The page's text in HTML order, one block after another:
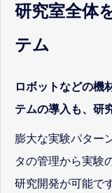
研究室全体
テム
ロボットなどの機
テムの導入も、研
膨大な実験パター
タの管理から実験
研究開発が可能で